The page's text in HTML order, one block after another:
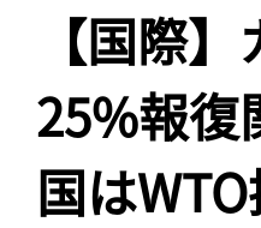
【国際
25%報復
国は